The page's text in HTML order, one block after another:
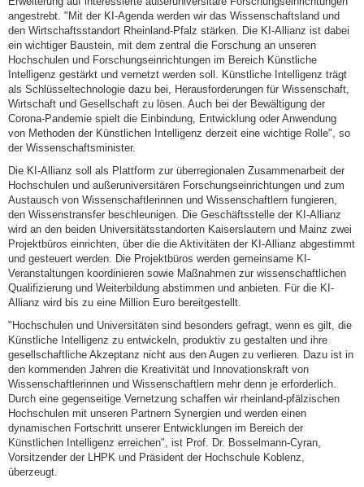
angestrebt. "Mit der KI-Agenda werden wir das Wissenschaftsland und
den Wirtschaftsstandort Rheinland-Pfalz stärken. Die KI-Allianz ist dabei
ein wichtiger Baustein, mit dem zentral die Forschung an unseren
Hochschulen und Forschungseinrichtungen im Bereich Künstliche
Intelligenz gestärkt und vernetzt werden soll. Künstliche Intelligenz trägt
als Schlüsseltechnologie dazu bei, Herausforderungen für Wissenschaft,
Wirtschaft und Gesellschaft zu lösen. Auch bei der Bewältigung der
Corona-Pandemie spielt die Einbindung, Entwicklung oder Anwendung
von Methoden der Künstlichen Intelligenz derzeit eine wichtige Rolle", so
der Wissenschaftsminister.
Die KI-Allianz soll als Plattform zur überregionalen Zusammenarbeit der
Hochschulen und außeruniversitären Forschungseinrichtungen und zum
Austausch von Wissenschaftlerinnen und Wissenschaftlern fungieren,
den Wissenstransfer beschleunigen. Die Geschäftsstelle der KI-Allianz
wird an den beiden Universitätsstandorten Kaiserslautern und Mainz zwei
Projektbüros einrichten, über die die Aktivitäten der KI-Allianz abgestimmt
und gesteuert werden. Die Projektbüros werden gemeinsame KI-
Veranstaltungen koordinieren sowie Maßnahmen zur wissenschaftlichen
Qualifizierung und Weiterbildung abstimmen und anbieten. Für die KI-
Allianz wird bis zu eine Million Euro bereitgestellt.
"Hochschulen und Universitäten sind besonders gefragt, wenn es gilt, die
Künstliche Intelligenz zu entwickeln, produktiv zu gestalten und ihre
gesellschaftliche Akzeptanz nicht aus den Augen zu verlieren. Dazu ist in
den kommenden Jahren die Kreativität und Innovationskraft von
Wissenschaftlerinnen und Wissenschaftlern mehr denn je erforderlich.
Durch eine gegenseitige Vernetzung schaffen wir rheinland-pfälzischen
Hochschulen mit unseren Partnern Synergien und werden einen
dynamischen Fortschritt unserer Entwicklungen im Bereich der
Künstlichen Intelligenz erreichen", ist Prof. Dr. Bosselmann-Cyran,
Vorsitzender der LHPK und Präsident der Hochschule Koblenz,
überzeugt.